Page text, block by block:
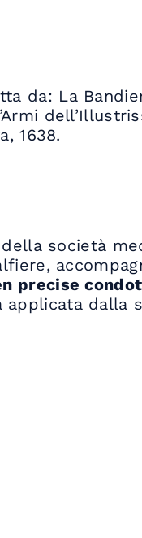
da: La
1638.
società
precise
dalla